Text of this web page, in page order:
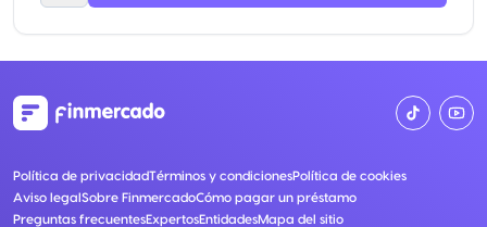
Política de privacidadTérminos y condicionesPolítica de cookies
Aviso legalSobre FinmercadoCómo pagar un préstamo
Preguntas frecuentesExpertosEntidadesMapa del sitio